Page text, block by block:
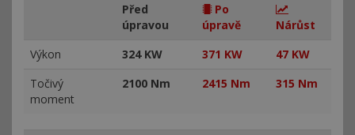
Před
úpravou
Po
úpravě
Nárůst
Výkon
324 KW 371 KW
47 KW
Točivý
moment
2100 Nm 2415 Nm 315 Nm